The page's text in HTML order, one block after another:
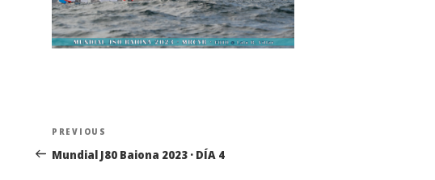
Navegación
de
Previous
Post
PREVIOUS
Mundial J80 Baiona 2023 · DÍA 4